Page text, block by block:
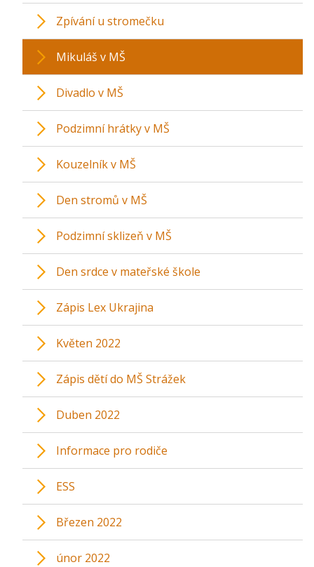
Zpívání u stromečku
Mikuláš v MŠ
Divadlo v MŠ
Podzimní hrátky v MŠ
Kouzelník v MŠ
Den stromů v MŠ
Podzimní sklizeň v MŠ
Den srdce v mateřské škole
Zápis Lex Ukrajina
Květen 2022
Zápis dětí do MŠ Strážek
Duben 2022
Informace pro rodiče
ESS
Březen 2022
únor 2022